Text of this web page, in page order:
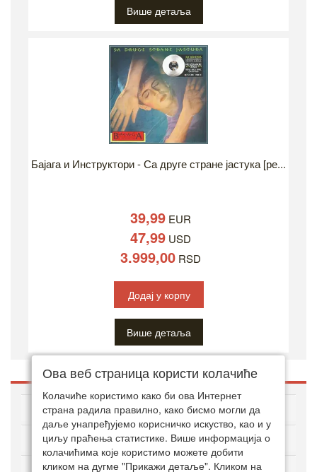
Више детаља
Бајага и Инструктори - Са друге стране јастука [ре...
39,99EUR
47,99USD
3.999,00RSD
Додај у корпу
Више детаља
O ДВД ЗОНИ
Како куповати онлајн
Ова веб страница користи колачиће
Колачиће користимо како би ова Интернет
страна радила правилно, како бисмо могли да
даље унапређујемо корисничко искуство, као и у
циљу праћења статистике. Више информација о
колачићима које користимо можете добити
кликом на дугме "Прикажи детаље". Кликом на